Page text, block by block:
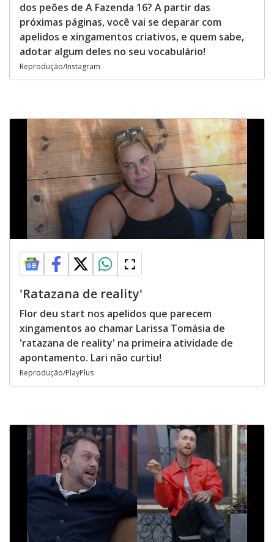
dos peões de A Fazenda 16? A partir das
próximas páginas, você vai se deparar com
apelidos e xingamentos criativos, e quem sabe,
adotar algum deles no seu vocabulário!
Reprodução/Instagram
'Ratazana de reality'
Flor deu start nos apelidos que parecem
xingamentos ao chamar Larissa Tomásia de
'ratazana de reality' na primeira atividade de
apontamento. Lari não curtiu!
Reprodução/PlayPlus